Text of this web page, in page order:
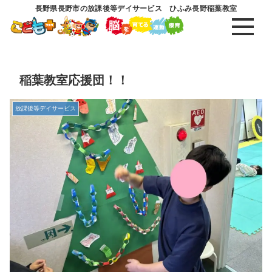
長野県長野市の放課後等デイサービス ひふみ長野稲葉教室
稲葉教室応援団！！
放課後等デイサービス